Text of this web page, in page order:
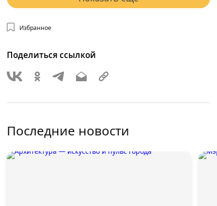
Избранное
Поделиться ссылкой
Последние новости